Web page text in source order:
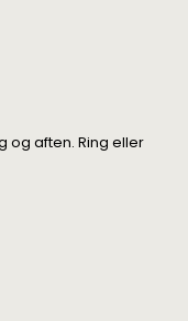
og aften. Ring eller